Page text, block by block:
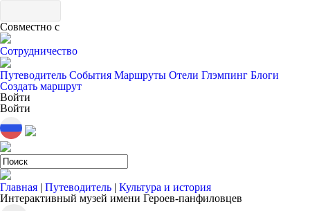
Совместно с
Сотрудничество
Путеводитель События Маршруты Отели Глэмпинг Блоги
Создать маршрут
Войти
Войти
Главная | Путеводитель | Культура и история
Интерактивный музей имени Героев-панфиловцев